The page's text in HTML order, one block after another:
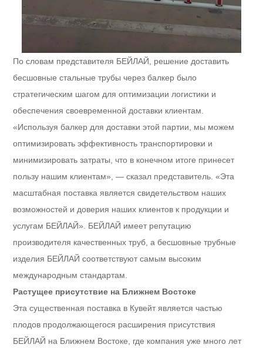
По словам представителя БЕЙЛАЙ, решение доставить
бесшовные стальные трубы через балкер было
стратегическим шагом для оптимизации логистики и
обеспечения своевременной доставки клиентам.
«Используя балкер для доставки этой партии, мы можем
оптимизировать эффективность транспортировки и
минимизировать затраты, что в конечном итоге принесет
пользу нашим клиентам», — сказал представитель. «Эта
масштабная поставка является свидетельством наших
возможностей и доверия наших клиентов к продукции и
услугам БЕЙЛАЙ». БЕЙЛАЙ имеет репутацию
производителя качественных труб, а бесшовные трубные
изделия БЕЙЛАЙ соответствуют самым высоким
международным стандартам.
Растущее присутствие на Ближнем Востоке
Эта существенная поставка в Кувейт является частью
плодов продолжающегося расширения присутствия
БЕЙЛАЙ на Ближнем Востоке, где компания уже много лет